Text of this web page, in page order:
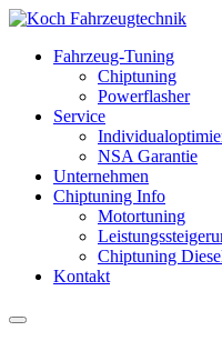
Fahrzeug-Tuning
Chiptuning
Powerflasher
Service
NSA Garantie
Unternehmen
Chiptuning Info
Motortuning
Chiptuning
Kontakt